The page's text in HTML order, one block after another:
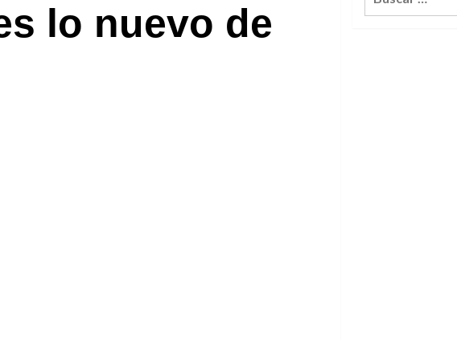
lo nuevo de